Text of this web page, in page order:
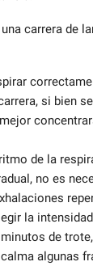
carrera de
si bien
de la
no es
la
de
algunas